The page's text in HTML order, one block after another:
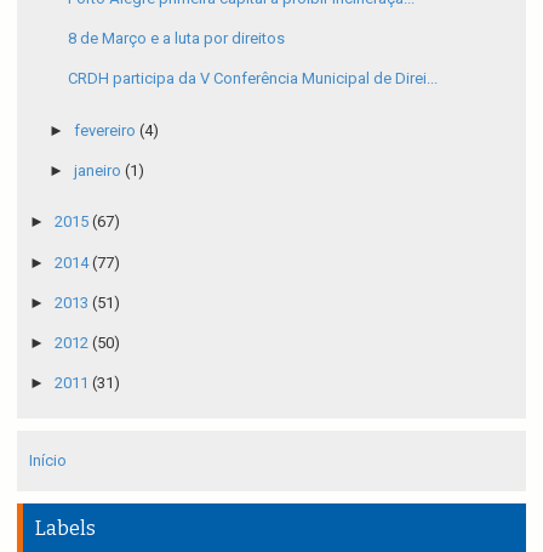
8 de Março e a luta por direitos
CRDH participa da V Conferência Municipal de Direi...
► fevereiro (4)
► janeiro (1)
► 2015 (67)
► 2014(77)
► 2013 (51)
► 2012 (50)
► 2011 (31)
Início
Labels